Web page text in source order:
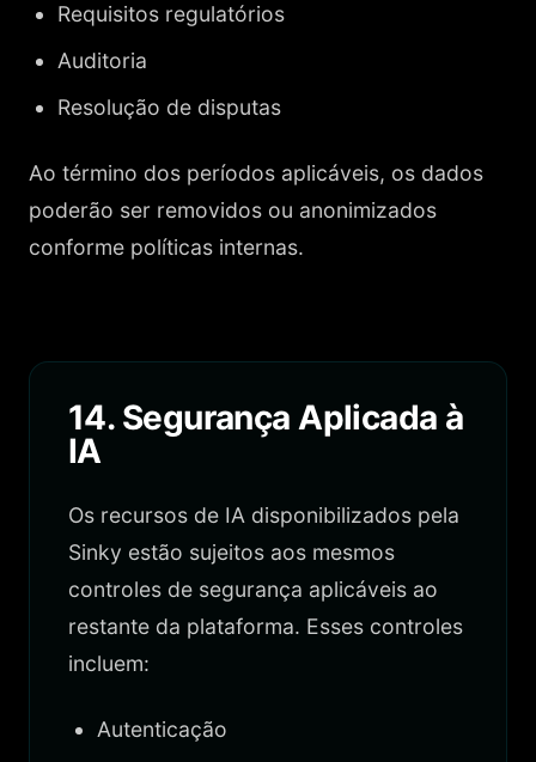
Requisitos regulatórios
Auditoria
Resolução de disputas
Ao término dos períodos aplicáveis, os dados
poderão ser removidos ou anonimizados
conforme políticas internas.
14. Segurança Aplicada à
IA
Os recursos de IA disponibilizados pela
Sinky estão sujeitos aos mesmos
controles de segurança aplicáveis ao
restante da plataforma. Esses controles
incluem:
Autenticação